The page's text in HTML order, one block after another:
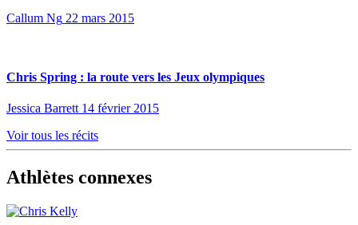
Callum Ng 22 mars 2015
Chris Spring : la route vers les Jeux olympiques
Jessica Barrett 14 février 2015
Voir tous les récits
Athlètes connexes